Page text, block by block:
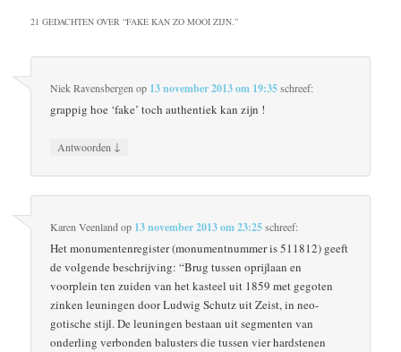
21 GEDACHTEN OVER “FAKE KAN ZO MOOI ZIJN.”
Niek Ravensbergen op 13 november 2013 om 19:35schreef:
grappig hoe ‘fake’ toch authentiek kan zijn !
Antwoorden ↓
Karen Veenlandop 13 november 2013 om 23:25schreef:
Het monumentenregister (monumentnummer is 511812) geeft
de volgende beschrijving: “Brug tussen oprijlaan en
voorplein ten zuiden van het kasteel uit 1859 met gegoten
zinken leuningen door Ludwig Schutz uit Zeist, in neo-
gotische stijl. De leuningen bestaan uit segmenten van
onderling verbonden balusters die tussen vier hardstenen